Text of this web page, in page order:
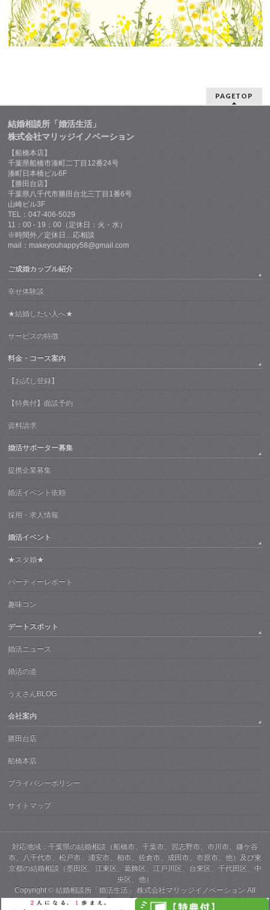
PAGETOP
結婚相談所「婚活生活」
株式会社マリッジイノベーション
【船橋本店】
千葉県船橋市湊町二丁目12番24号
湊町日本橋ビル6F
【勝田台店】
千葉県八千代市勝田台北三丁目1番6号
山崎ビル3F
TEL：047-406-5029
11：00 - 19：00（定休日：火・水）
※時間外／定休日…応相談
mail：makeyouhappy58@gmail.com
ご成婚カップル紹介
幸せ体験談
★結婚したい人へ★
サービスの特徴
料金・コース案内
【お試し登録】
【特典付】面談予約
資料請求
婚活サポーター募集
提携企業募集
婚活イベント依頼
採用・求人情報
婚活イベント
★スタ婚★
パーティーレポート
趣味コン
デートスポット
婚活ニュース
婚活の道
うえさんBLOG
会社案内
勝田台店
船橋本店
プライバシーポリシー
サイトマップ
対応地域：千葉県の結婚相談（船橋市、千葉市、習志野市、市川市、鎌ケ谷
市、八千代市、松戸市、浦安市、柏市、佐倉市、成田市、市原市、他）及び東
京都の結婚相談（墨田区、江東区、葛飾区、江戸川区、台東区、千代田区、中
央区、他）
Copyright © 結婚相談所「婚活生活」 株式会社マリッジイノベーション All
Rights Reserved.